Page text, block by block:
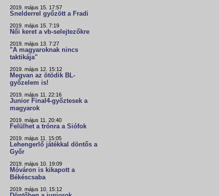
2019. május 15. 17:57
Snelderrel győzött a Fradi
2019. május 15. 7:19
Női keret a vb-selejtezőkre
2019. május 13. 7:27
"A magyaroknak nincs
taktikája"
2019. május 12. 15:12
Megvan az ötödik BL-
győzelem is!
2019. május 11. 22:16
Junior Final4-győztesek a
magyarok
2019. május 11. 20:40
Felülhet a trónra a Siófok
2019. május 11. 15:05
Lehengerlő játékkal döntős a
Győr
2019. május 10. 19:09
Móváron is kikapott a
Békéscsaba
2019. május 10. 15:12